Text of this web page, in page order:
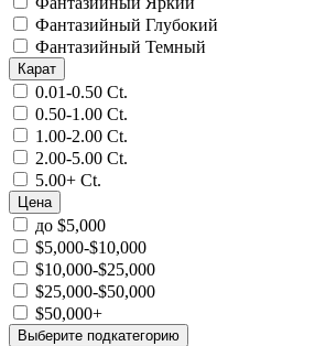
Фантазийный Глубокий
Фантазийный Темный
Карат
0.01-0.50 Ct.
0.50-1.00 Ct.
1.00-2.00 Ct.
2.00-5.00 Ct.
5.00+ Ct.
Цена
до $5,000
$5,000-$10,000
$10,000-$25,000
$25,000-$50,000
$50,000+
Выберите подкатегорию